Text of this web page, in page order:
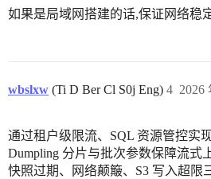
如果是局域网搭建的话,保证网络稳
wbslxw (Ti D Ber Cl S0j Eng) 2026
4
通过租户级限流、SQL 资源管控实
Dumpling 分片与批次参数保障流式
快照过期、网络颠簸、S3 写入超限